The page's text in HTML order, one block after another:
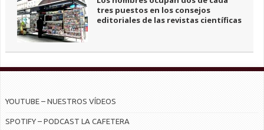
tres puestos en los consejos
editoriales de las revistas científicas
YOUTUBE – NUESTROS VÍDEOS
SPOTIFY – PODCAST LA CAFETERA